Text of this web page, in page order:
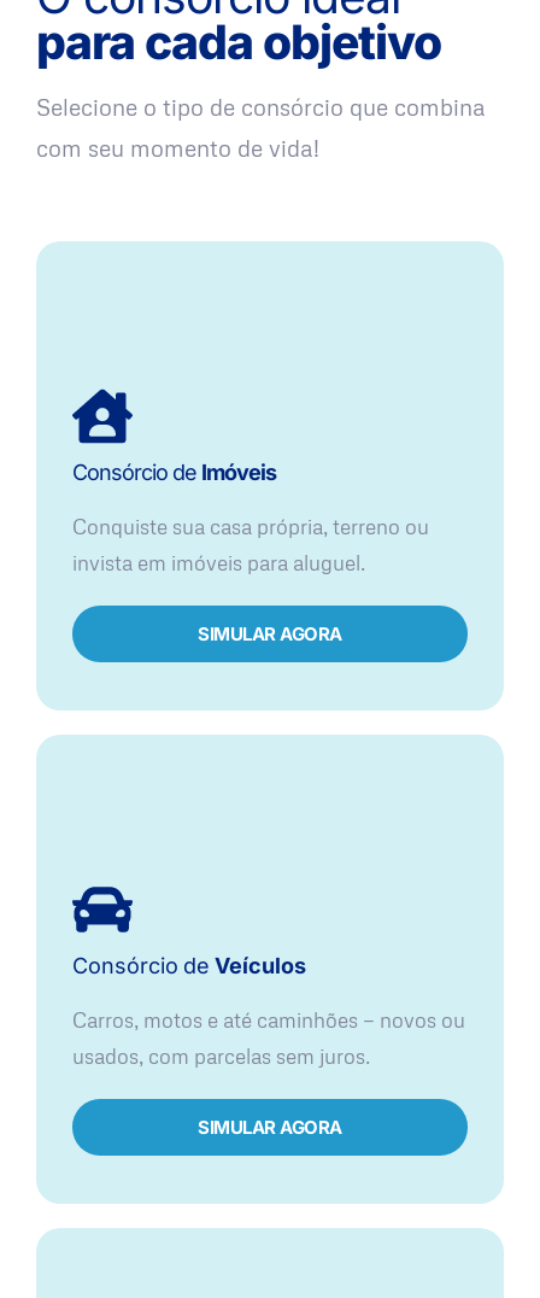
para cada objetivo
Selecione o tipo de consórcio que combina
com seu momento de vida!
Consórcio de Imóveis
Conquiste sua casa própria, terreno ou
invista em imóveis para aluguel.
SIMULAR AGORA​
Consórcio de Veículos
Carros, motos e até caminhões — novos ou
usados, com parcelas sem juros.
SIMULAR AGORA